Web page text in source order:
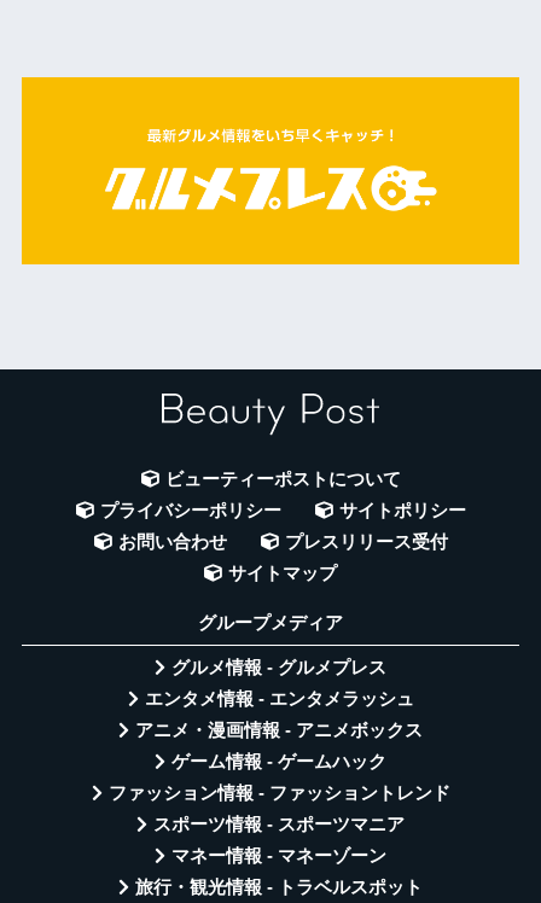
ビューティーポストについて
プライバシーポリシー
サイトポリシー
お問い合わせ
プレスリリース受付
サイトマップ
グループメディア
グルメ情報 - グルメプレス
エンタメ情報 - エンタメラッシュ
アニメ・漫画情報 - アニメボックス
ゲーム情報 - ゲームハック
ファッション情報 - ファッショントレンド
スポーツ情報 - スポーツマニア
マネー情報 - マネーゾーン
旅行・観光情報 - トラベルスポット